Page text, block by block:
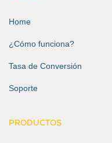
Home
¿Cómo funciona?
Tasa de Conversión
Soporte
PRODUCTOS